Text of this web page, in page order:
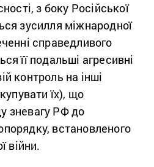
з боку Російської
зусилля міжнародної
справедливого
її подальші агресивні
контроль на інші
їх), що
зневагу РФ до
встановленого
війни.